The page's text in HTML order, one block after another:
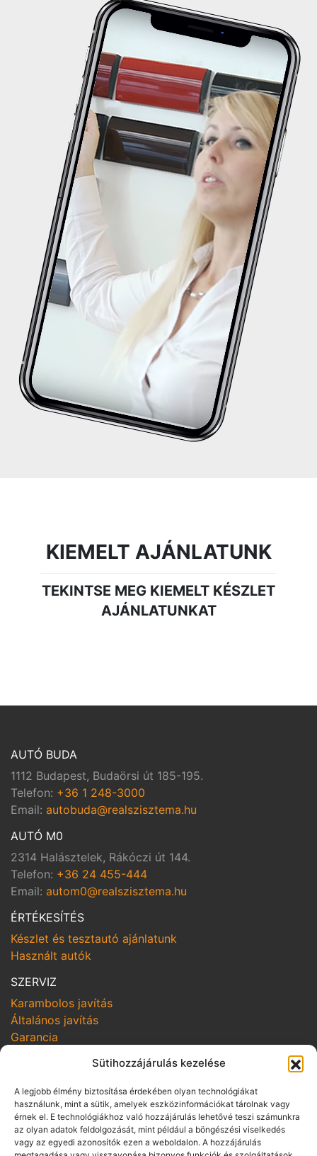
Sütihozzájárulás kezelése
A legjobb élmény biztosítása érdekében olyan technológiákat
használunk, mint a sütik, amelyek eszközinformációkat tárolnak vagy
érnek el. E technológiákhoz való hozzájárulás lehetővé teszi számunkra
az olyan adatok feldolgozását, mint például a böngészési viselkedés
vagy az egyedi azonosítók ezen a weboldalon. A hozzájárulás
KIEMELT AJÁNLATUNK
TEKINTSE MEG KIEMELT KÉSZLET
AJÁNLATUNKAT
AUTÓ BUDA
1112 Budapest, Budaörsi út 185-195.
Telefon: +36 1 248-3000
Email: autobuda@realszisztema.hu
AUTÓ M0
2314 Halásztelek, Rákóczi út 144.
Telefon: +36 24 455-444
Email: autom0@realszisztema.hu
ÉRTÉKESÍTÉS
Készlet és tesztautó ajánlatunk
Használt autók
SZERVIZ
Karambolos javítás
Általános javítás
Garancia
SZOLGÁLTATÁSOK
Online szerviz bejelentkezés
Szerviz kampányok
Hozom-viszem
SZABÁLYZATOK